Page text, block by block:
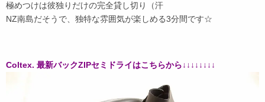
極めつけは彼独りだけの完全貸し切り（汗
NZ南島だそうで、独特な雰囲気が楽しめる3分間です☆
Coltex. 最新バックZIPセミドライはこちらから↓↓↓↓↓↓↓↓